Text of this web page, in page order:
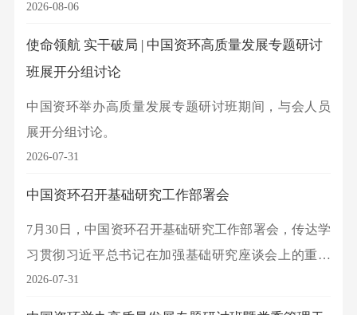
书记、董事、总经理朱建春出席开营式并向训练营授
2026-08-06
使命领航 实干破局 | 中国资环高质量发展专题研讨
班展开分组讨论
中国资环举办高质量发展专题研讨班期间，与会人员
展开分组讨论。
2026-07-31
中国资环召开基础研究工作部署会
7月30日，中国资环召开基础研究工作部署会，传达学
习贯彻习近平总书记在加强基础研究座谈会上的重要
讲话精神，认真落实国务院国资委中央企业基础研究
2026-07-31